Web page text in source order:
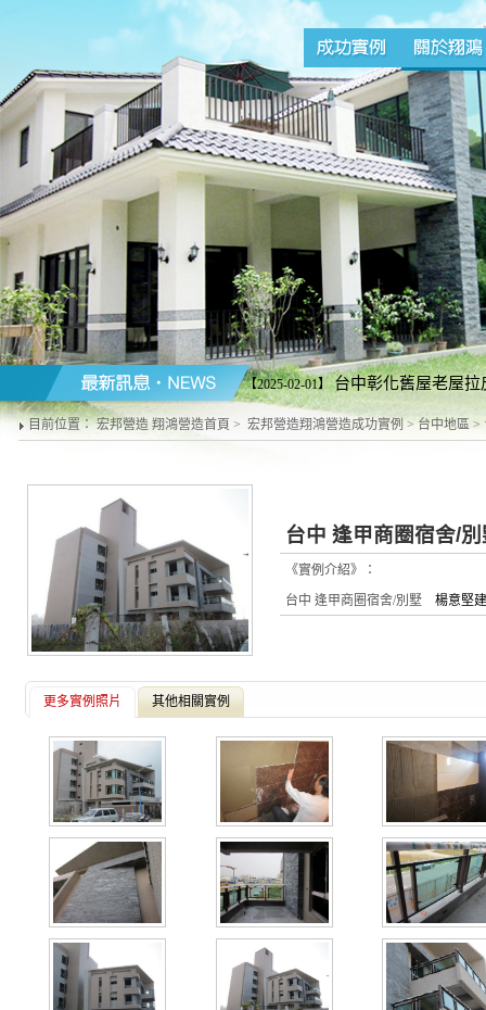
【2025-02-01】 台中彰化舊屋老屋
屋翻修、老屋拉皮、浴室廚房外
目前位置： 宏邦營造 翔鴻營造首頁 > 宏邦營造翔鴻營造成功實例 > 台中地區 >
台中 逢甲商圈宿舍/別
《實例介紹》：
台中 逢甲商圈宿舍/別墅 楊意堅
更多實例照片 其他相關實例